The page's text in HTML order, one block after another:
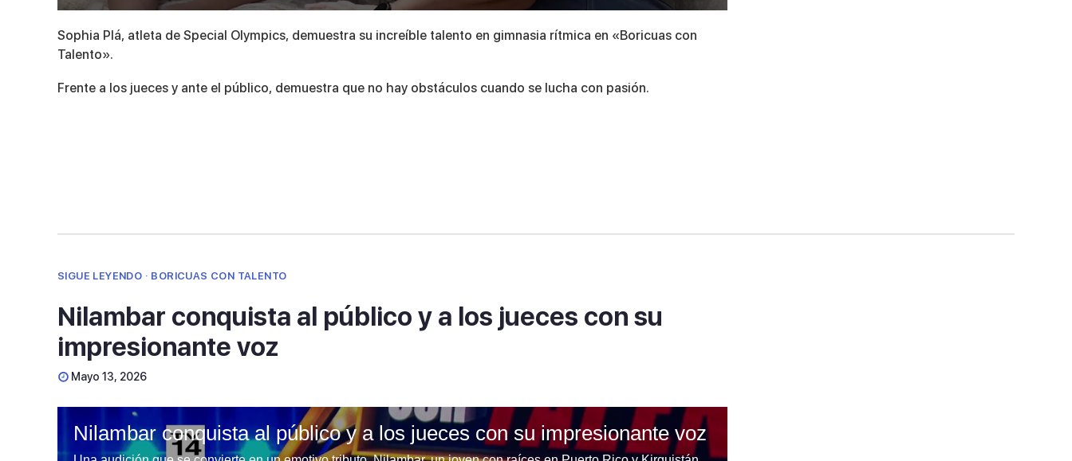
seconds
of
3
secondsVolume
Sophia Plá, atleta de Special Olympics, demuestra su increíble talento en gimnasia rítmica en «Boricuas con
Talento».
Frente a los jueces y ante el público, demuestra que no hay obstáculos cuando se lucha con pasión.
SIGUE LEYENDO · BORICUAS CON TALENTO
Nilambar conquista al público y a los jueces con su
impresionante voz
Mayo 13, 2026
Nilambar conquista al público y a los jueces con su impresionante voz